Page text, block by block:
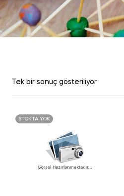
Tek bir sonuç gösteriliyor
STOKTA YOK